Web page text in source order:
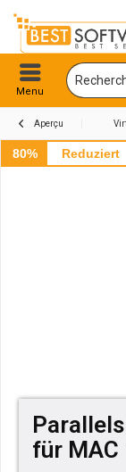
Menu
Aperçu
80% Reduziert
für MAC